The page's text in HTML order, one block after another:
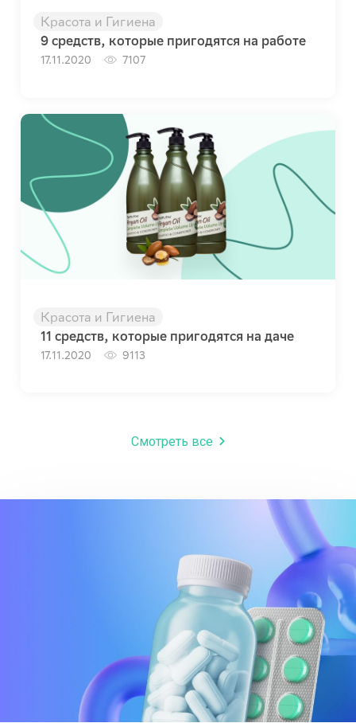
Красота и Гигиена
9 средств, которые пригодятся на работе
17.11.2020 7107
Красота и Гигиена
11 средств, которые пригодятся на даче
17.11.2020 9113
Смотреть все